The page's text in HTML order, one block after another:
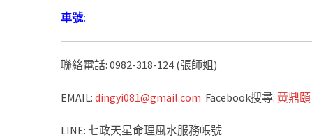
車號:
聯絡電話: 0982-318-124 (張師姐)
EMAIL: dingyi081@gmail.com Facebook搜尋: 黃鼎頤
LINE: 七政天星命理風水服務帳號